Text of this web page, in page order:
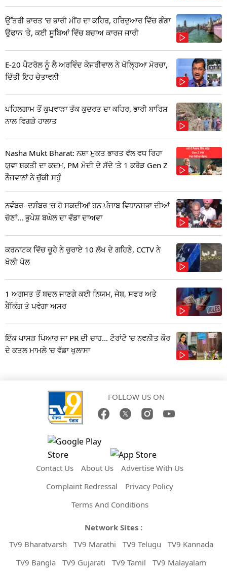
ਉੱਤਰੀ ਭਾਰਤ 'ਚ ਭਾਰੀ ਮੀਂਹ ਦਾ ਕਹਿਰ, ਹਰਿਦੁਆਰ ਵਿੱਚ ਗੰਗਾ
ਉਫਾਨ 'ਤੇ, ਕਈ ਸੂਬਿਆਂ ਵਿੱਚ ਬਚਾਅ ਕਾਰਜ ਜਾਰੀ
E-20 ਪੈਟਰੋਲ ਨੂੰ ਲੈ ਅਰਵਿੰਦ ਕੇਜਰੀਵਾਲ ਨੇ ਖੋਲ੍ਹਿਆ ਮੋਰਚਾ,
ਦਿੱਤੀ ਇਹ ਚੇਤਾਵਨੀ
ਪਹਿਲਗਾਮ ਤੋਂ ਕੁਪਵਾੜਾ ਤੱਕ ਕੁਦਰਤ ਦਾ ਕਹਿਰ, ਭਾਰੀ ਬਾਰਿਸ਼
ਨਾਲ ਵਿਗੜੇ ਹਾਲਾਤ
Nasha Mukt Bharat: ਨਸ਼ਾ ਮੁਕਤ ਭਾਰਤ ਵੱਲ ਵਧ ਰਿਹਾ
ਯੁਵਾ ਸ਼ਕਤੀ ਦਾ ਕਦਮ, PM ਮੋਦੀ ਦੇ ਸੱਦੇ 'ਤੇ 1 ਕਰੋੜ Gen Z
ਨੌਜਵਾਨਾਂ ਨੇ ਚੁੱਕੀ ਸਹੁੰ
ਨਵੰਬਰ- ਦਸੰਬਰ 'ਚ ਹੋ ਸਕਦੀਆਂ ਹਨ ਪੰਜਾਬ ਵਿਧਾਨਸਭਾ ਦੀਆਂ
ਚੋਣਾਂ... ਭੁਪੇਸ਼ ਬਘੇਲ ਦਾ ਵੱਡਾ ਦਾਅਵਾ
ਕਰਨਾਟਕ ਵਿੱਚ ਚੂਹੇ ਨੇ ਚੁਰਾਏ 10 ਲੱਖ ਦੇ ਗਹਿਣੇ, CCTV ਨੇ
ਖੋਲੀ ਪੋਲ
1 ਅਗਸਤ ਤੋਂ ਬਦਲ ਜਾਣਗੇ ਕਈ ਨਿਯਮ, ਜੇਬ, ਸਫਰ ਅਤੇ
ਬੈਂਕਿੰਗ ਤੇ ਪਵੇਗਾ ਅਸਰ
ਇੱਕ ਪਾਸੜ ਪਿਆਰ ਜਾ PR ਦੀ ਚਾਹ... ਟੋਰਾਂਟੋ 'ਚ ਨਵਨੀਤ ਕੌਰ
ਦੇ ਕਤਲ ਮਾਮਲੇ 'ਚ ਵੱਡਾ ਖੁਲਾਸਾ
FOLLOW US ON
Contact Us About Us
Advertise With Us
Complaint Redressal
Privacy Policy
Terms And Conditions
Network Sites :
TV9 Bharatvarsh
TV9 Marathi TV9 Telugu
TV9 Kannada
TV9 Bangla
TV9 Gujarati TV9 Tamil TV9 Malayalam